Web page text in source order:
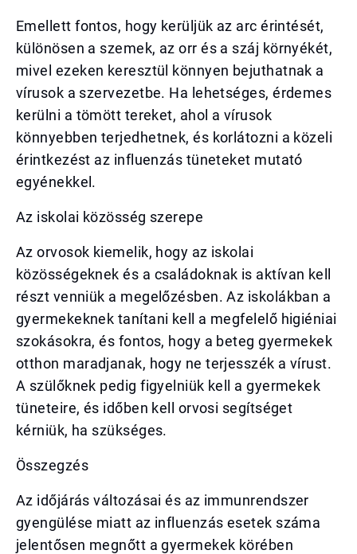
Emellett fontos, hogy kerüljük az arc érintését,
különösen a szemek, az orr és a száj környékét,
mivel ezeken keresztül könnyen bejuthatnak a
vírusok a szervezetbe. Ha lehetséges, érdemes
kerülni a tömött tereket, ahol a vírusok
könnyebben terjedhetnek, és korlátozni a közeli
érintkezést az influenzás tüneteket mutató
egyénekkel.
Az iskolai közösség szerepe
Az orvosok kiemelik, hogy az iskolai
közösségeknek és a családoknak is aktívan kell
részt venniük a megelőzésben. Az iskolákban a
gyermekeknek tanítani kell a megfelelő higiéniai
szokásokra, és fontos, hogy a beteg gyermekek
otthon maradjanak, hogy ne terjesszék a vírust.
A szülőknek pedig figyelniük kell a gyermekek
tüneteire, és időben kell orvosi segítséget
kérniük, ha szükséges.
Összegzés
Az időjárás változásai és az immunrendszer
gyengülése miatt az influenzás esetek száma
jelentősen megnőtt a gyermekek körében